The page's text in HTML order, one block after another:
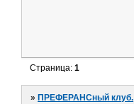
Страница:1
»ПРЕФЕРАНСный клуб.